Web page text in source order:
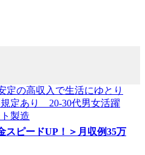
スピードUP！＞月収例35万